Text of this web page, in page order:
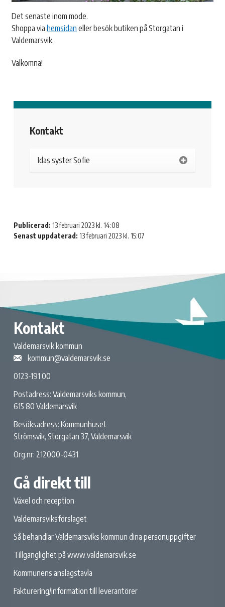
Kontakt
Idas syster Sofie
Det senaste inom mode.
Shoppa via hemsidan eller besök butiken på Storgatan i
Valdemarsvik.
Välkomna!
Publicerad: 13 februari 2023 kl. 14:08
Senast uppdaterad: 13 februari 2023 kl. 15:07
Kontakt
Valdemarsvik kommun
kommun@valdemarsvik.se
0123-191 00
Postadress: Valdemarsviks kommun,
615 80 Valdemarsvik
Besöksadress: Kommunhuset
Strömsvik, Storgatan 37, Valdemarsvik
Org.nr: 212000-0431
Gå direkt till
Växel och reception
Valdemarsviksförslaget
Så behandlar Valdemarsviks kommun dina personuppgifter
Tillgänglighet på www.valdemarsvik.se
Kommunens anslagstavla
Fakturering/information till leverantörer